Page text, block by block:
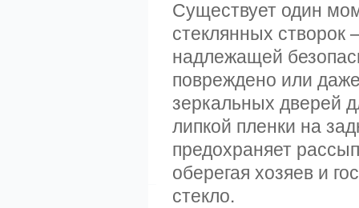
Существует один
стеклянных створок
надлежащей
повреждено или
зеркальных дверей
липкой пленки на
предохраняет
оберегая хозяев и
стекло.